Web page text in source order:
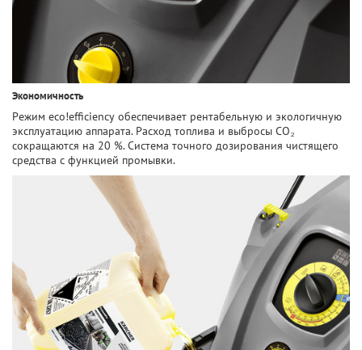
Экономичность
Режим eco!efficiency обеспечивает рентабельную и экологичную
эксплуатацию аппарата. Расход топлива и выбросы CO₂
сокращаются на 20 %. Система точного дозирования чистящего
средства с функцией промывки.